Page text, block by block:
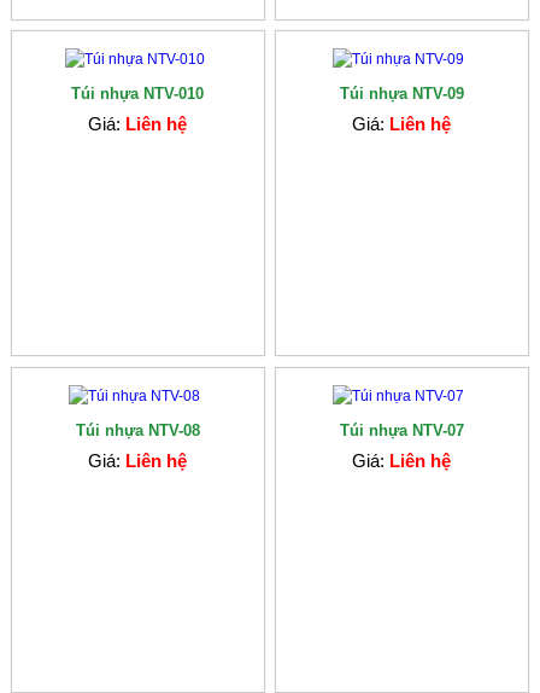
Túi nhựa NTV-010
Giá: Liên hệ
Túi nhựa NTV-09
Giá: Liên hệ
Túi nhựa NTV-08
Giá: Liên hệ
Túi nhựa NTV-07
Giá: Liên hệ